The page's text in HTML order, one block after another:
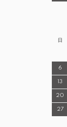
日
6
13
20
27